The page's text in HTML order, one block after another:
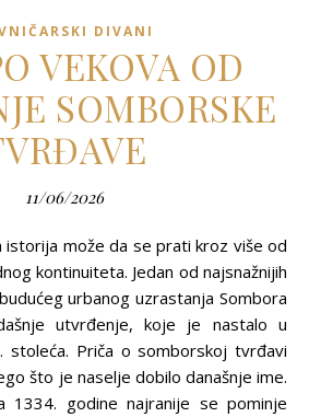
DIVANI
VEKOVA OD
SOMBORSKE
11/06/2026
kontinuiteta. Jedan od najsnažnijih
urbanog uzrastanja Sombora
utvrđenje, koje je nastalo u
stoleća. Priča o somborskoj tvrđavi
što je naselje dobilo današnje ime.
1334. godine najranije se pominje